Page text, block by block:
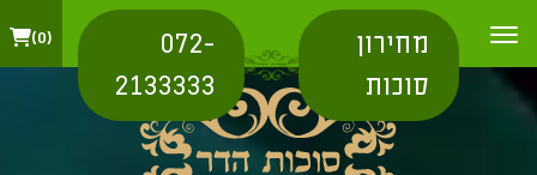
מחירון
סוכות
072-
2133333
0